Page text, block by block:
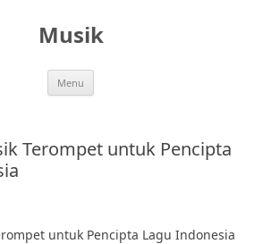
Musik
Menu
Terompet untuk Pencipta
untuk Pencipta Lagu Indonesia